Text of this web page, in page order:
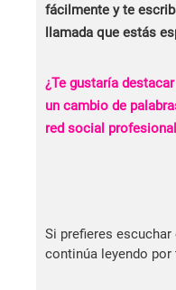
fácilmente y te
llamada que estás
¿Te gustaría
un cambio de
red social
Si prefieres escuchar
continúa leyendo por